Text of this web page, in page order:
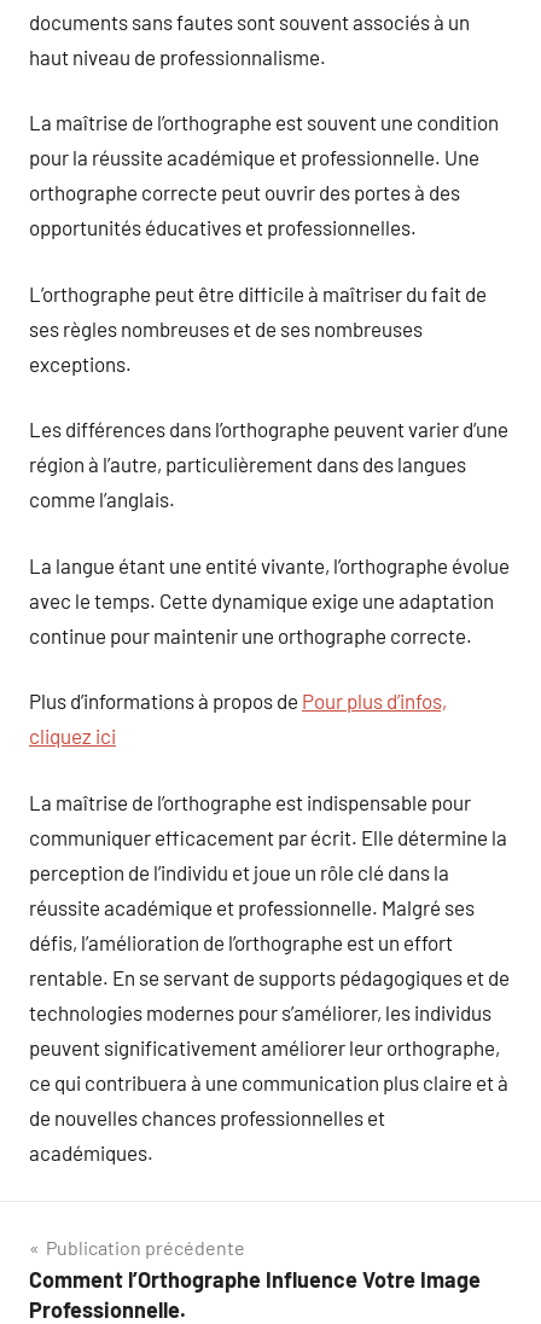
documents sans fautes sont souvent associés à un
haut niveau de professionnalisme.
La maîtrise de l’orthographe est souvent une condition
pour la réussite académique et professionnelle. Une
orthographe correcte peut ouvrir des portes à des
opportunités éducatives et professionnelles.
L’orthographe peut être difficile à maîtriser du fait de
ses règles nombreuses et de ses nombreuses
exceptions.
Les différences dans l’orthographe peuvent varier d’une
région à l’autre, particulièrement dans des langues
comme l’anglais.
La langue étant une entité vivante, l’orthographe évolue
avec le temps. Cette dynamique exige une adaptation
continue pour maintenir une orthographe correcte.
Plus d’informations à propos de Pour plus d’infos,
cliquez ici
La maîtrise de l’orthographe est indispensable pour
communiquer efficacement par écrit. Elle détermine la
perception de l’individu et joue un rôle clé dans la
réussite académique et professionnelle. Malgré ses
défis, l’amélioration de l’orthographe est un effort
rentable. En se servant de supports pédagogiques et de
technologies modernes pour s’améliorer, les individus
peuvent significativement améliorer leur orthographe,
ce qui contribuera à une communication plus claire et à
de nouvelles chances professionnelles et
académiques.
Navigation
de
Publication précédente
Comment l’Orthographe Influence Votre Image
Professionnelle.